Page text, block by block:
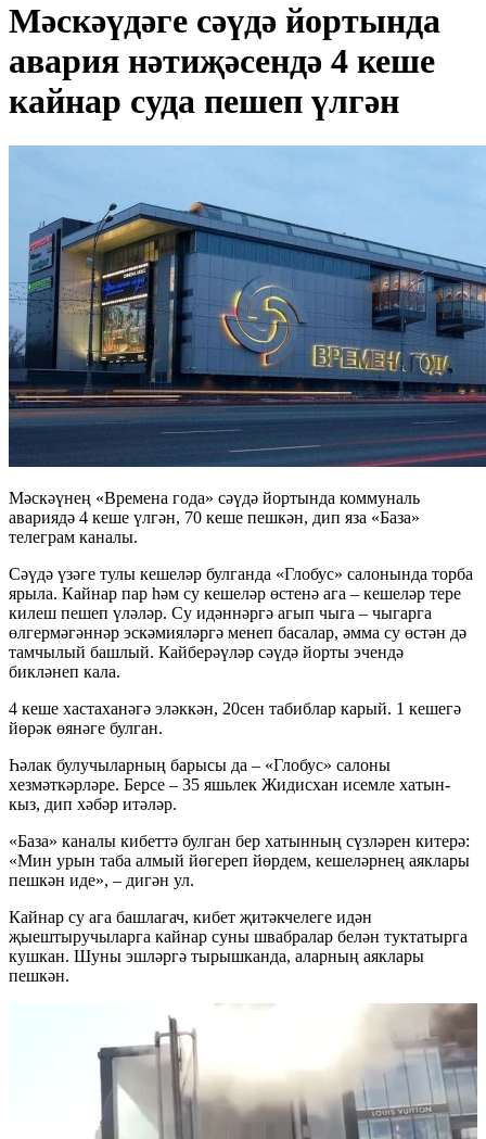
Мәскәүдәге сәүдә йортында
авария нәтиҗәсендә 4 кеше
кайнар суда пешеп үлгән
Мәскәүнең «Времена года» сәүдә йортында коммуналь
авариядә 4 кеше үлгән, 70 кеше пешкән, дип яза «База»
телеграм каналы.
Сәүдә үзәге тулы кешеләр булганда «Глобус» салонында торба
ярыла. Кайнар пар һәм су кешеләр өстенә ага – кешеләр тере
килеш пешеп үләләр. Су идәннәргә агып чыга – чыгарга
өлгермәгәннәр эскәмияләргә менеп басалар, әмма су өстән дә
тамчылый башлый. Кайберәүләр сәүдә йорты эчендә
бикләнеп кала.
4 кеше хастаханәгә эләккән, 20сен табиблар карый. 1 кешегә
йөрәк өянәге булган.
Һәлак булучыларның барысы да – «Глобус» салоны
хезмәткәрләре. Берсе – 35 яшьлек Жидисхан исемле хатын-
кыз, дип хәбәр итәләр.
«База» каналы кибеттә булган бер хатынның сүзләрен китерә:
«Мин урын таба алмый йөгереп йөрдем, кешеләрнең аяклары
пешкән иде», – дигән ул.
Кайнар су ага башлагач, кибет җитәкчелеге идән
җыештыручыларга кайнар суны швабралар белән туктатырга
кушкан. Шуны эшләргә тырышканда, аларның аяклары
пешкән.